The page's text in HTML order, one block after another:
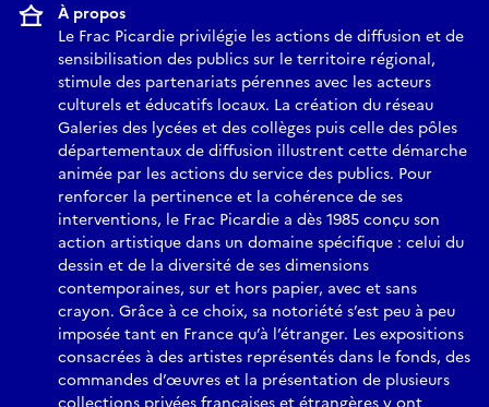
À propos
Le Frac Picardie privilégie les actions de diffusion et de
sensibilisation des publics sur le territoire régional,
stimule des partenariats pérennes avec les acteurs
culturels et éducatifs locaux. La création du réseau
Galeries des lycées et des collèges puis celle des pôles
départementaux de diffusion illustrent cette démarche
animée par les actions du service des publics. Pour
renforcer la pertinence et la cohérence de ses
interventions, le Frac Picardie a dès 1985 conçu son
action artistique dans un domaine spécifique : celui du
dessin et de la diversité de ses dimensions
contemporaines, sur et hors papier, avec et sans
crayon. Grâce à ce choix, sa notoriété s’est peu à peu
imposée tant en France qu’à l’étranger. Les expositions
consacrées à des artistes représentés dans le fonds, des
commandes d’œuvres et la présentation de plusieurs